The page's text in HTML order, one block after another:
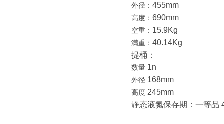
外径： 455mm
高度： 690mm
空重： 15.9Kg
满重： 40.14Kg
提桶：
数量 1n
外径 168mm
高度 245mm
静态液氮保存期：一等